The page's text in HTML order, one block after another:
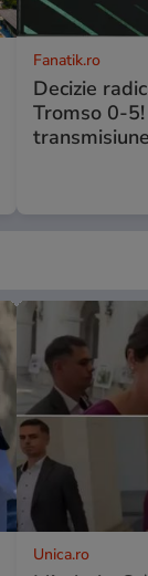
Fanatik.ro
Decizie
Tromso 0-
Unica.ro